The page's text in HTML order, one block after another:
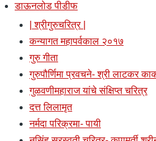
डाऊनलोड पीडीफ
| श्रीगुरुचरित्र |
कन्यागत महापर्वकाल २०१७
गुरु गीता
गुरुपौर्णिमा प्रवचने- श्री लाटकर
गुळवणीमहाराज यांचे संक्षिप्त चरित्र
दत्त लिलामृत
नर्मदा परिक्रमा- पायी